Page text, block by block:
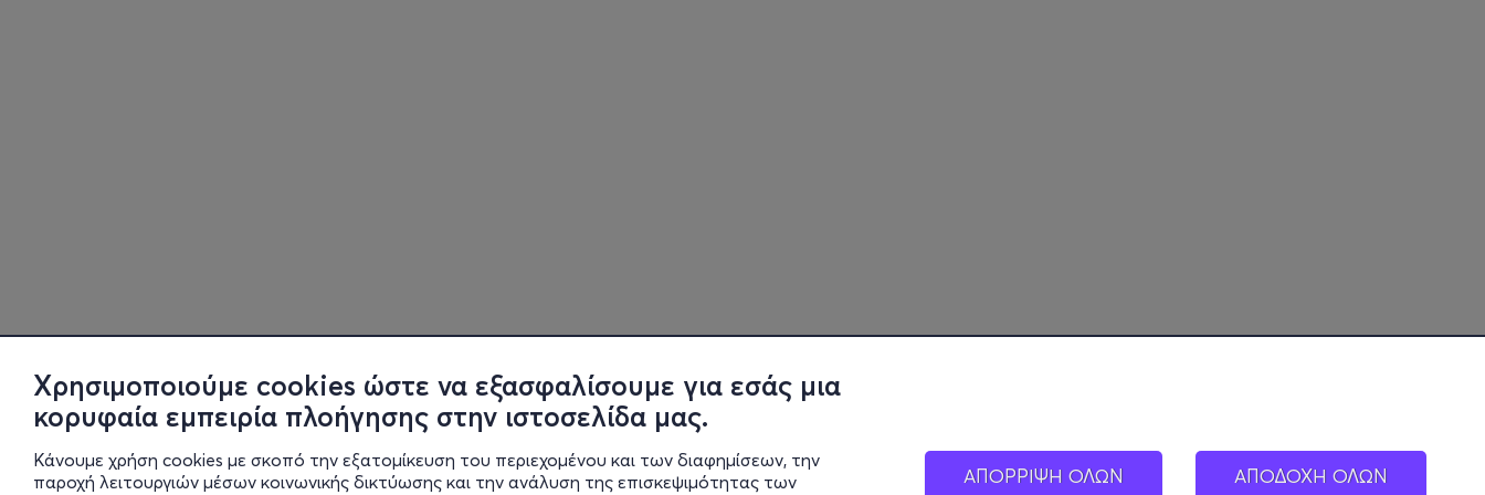
Χρησιμοποιούμε cookies ώστε να εξασφαλίσουμε για εσάς μια
κορυφαία εμπειρία πλοήγησης στην ιστοσελίδα μας.
Κάνουμε χρήση cookies με σκοπό την εξατομίκευση του περιεχομένου και των διαφημίσεων, την
παροχή λειτουργιών μέσων κοινωνικής δικτύωσης και την ανάλυση της επισκεψιμότητας των
ΑΠΟΡΡΙΨΗ ΟΛΩΝ ΑΠΟΔΟΧΗ ΟΛΩΝ